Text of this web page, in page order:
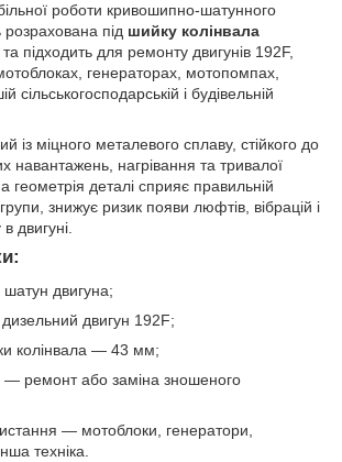
роботи кривошипно-шатунного
під шийку колінвала
та підходить для ремонту двигунів 192F,
генераторах, мотопомпах,
сільськогосподарській і будівельній
із міцного металевого сплаву, стійкого до
навантажень, нагрівання та тривалої
геометрія деталі сприяє правильній
знижує ризик появи люфтів, вібрацій і
двигуні.
двигуна;
дизельний двигун 192F;
колінвала — 43 мм;
— ремонт або заміна зношеного
— мотоблоки, генератори,
техніка.